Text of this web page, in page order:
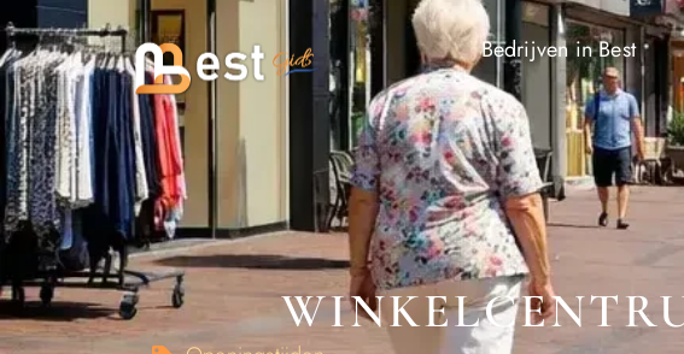
Bedrijven in Best